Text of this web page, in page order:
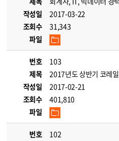
작성일
2017-03-22
조회수
31,343
파일
번호
103
제목
2017년도 상반기 코레
작성일
2017-02-21
조회수
401,810
파일
번호
102